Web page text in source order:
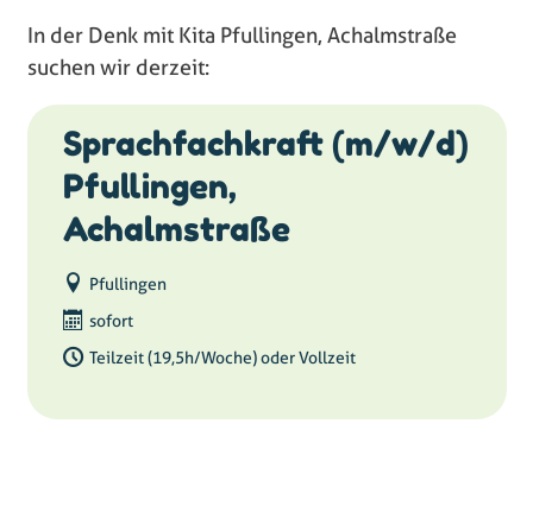
In der Denk mit Kita Pfullingen, Achalmstraße
suchen wir derzeit:
Sprachfachkraft (m/w/d)
Pfullingen,
Achalmstraße
Pfullingen
sofort
Teilzeit (19,5h/Woche) oder Vollzeit